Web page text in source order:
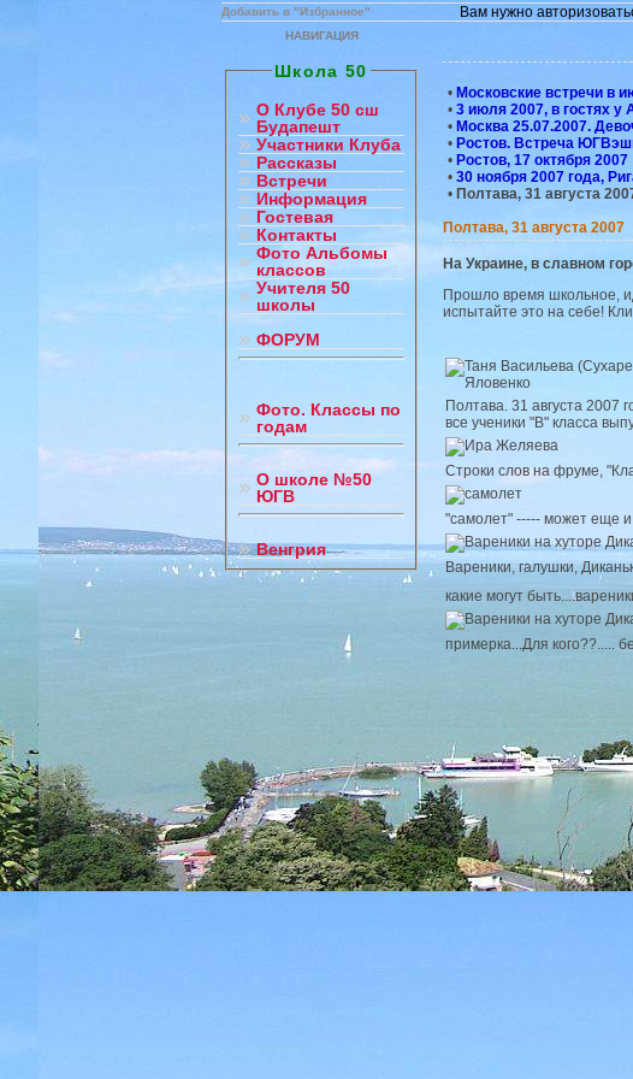
Добавить в "Избранное" Вам нужно
НАВИГАЦИЯ
Школа 50
О Клубе 50 сш
Будапешт
Участники Клуба
Рассказы
Встречи
Информация
Гостевая
Контакты
Фото Альбомы
классов
Учителя 50
школы
ФОРУМ
Фото. Классы по
годам
О школе №50
ЮГВ
Венгрия
• Московские встречи в
• 3 июля 2007, в гостях у
• Москва 25.07.2007.
• Ростов. Встреча
• Ростов, 17 октября 2007
• 30 ноября 2007 года,
• Полтава, 31 августа
Полтава, 31 августа 2007
На Украине, в славном
Прошло время школьное,
испытайте это на себе!
Полтава. 31 августа
все ученики "В" класса
Строки слов на фруме,
"самолет" ----- может еще и
Вареники, галушки,
какие могут
примерка...Для кого??.....